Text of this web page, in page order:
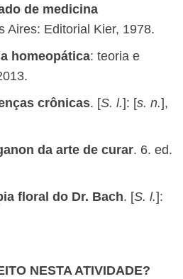
de medicina
Aires: Editorial Kier, 1978.
homeopática: teoria e
crônicas. [S. l.]: [s. n.],
da arte de curar. 6. ed.
floral do Dr. Bach. [S. l.]:
NESTA ATIVIDADE?